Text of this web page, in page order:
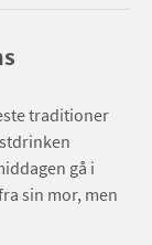
traditioner
gå i
sin mor, men